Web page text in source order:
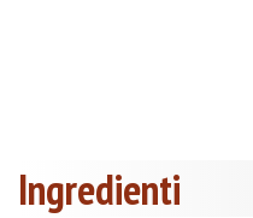
Ingredienti